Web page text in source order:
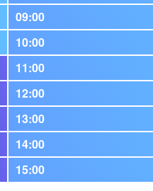
09:00
10:00
11:00
12:00
13:00
14:00
15:00